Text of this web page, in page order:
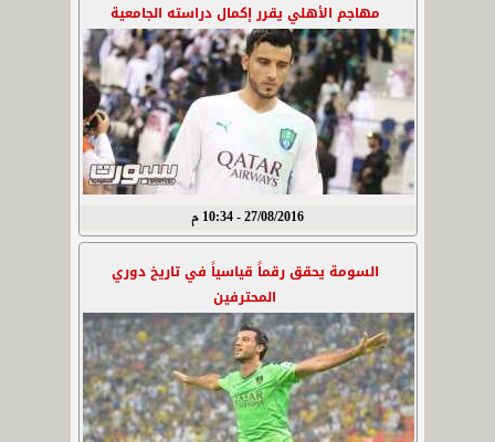
مهاجم الأهلي يقرر إكمال دراسته الجامعية
27/08/2016 - 10:34 م
السومة يحقق رقماً قياسياً في تاريخ دوري
المحترفين